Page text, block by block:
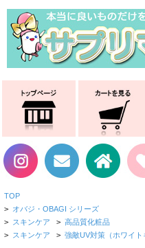
TOP
> オバジ・OBAGI シリーズ
> スキンケア > 高品質化粧品
> スキンケア > 強敵UV対策（ホワイト